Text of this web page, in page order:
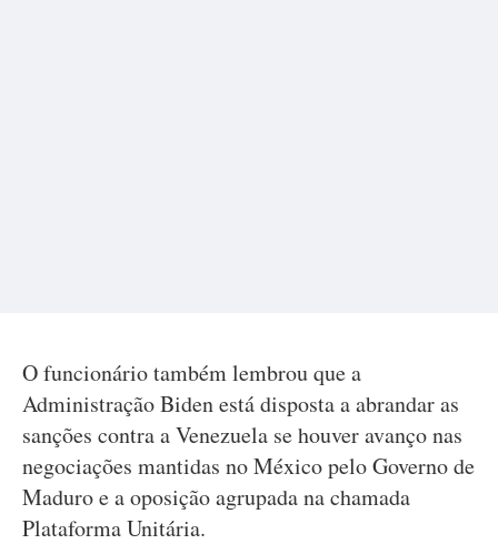
O funcionário também lembrou que a
Administração Biden está disposta a abrandar as
sanções contra a Venezuela se houver avanço nas
negociações mantidas no México pelo Governo de
Maduro e a oposição agrupada na chamada
Plataforma Unitária.